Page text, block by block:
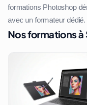
formations Photoshop
avec un formateur dédié.
Nos formations